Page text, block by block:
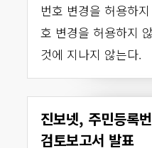
번호 변경을 허용하
호 변경을 허용하지
것에 지나지 않는다.
진보넷, 주민등록
검토보고서 발표